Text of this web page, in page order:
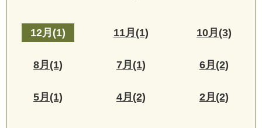
12月(1) 11月(1) 10月(3)
8月(1) 7月(1) 6月(2)
5月(1) 4月(2) 2月(2)